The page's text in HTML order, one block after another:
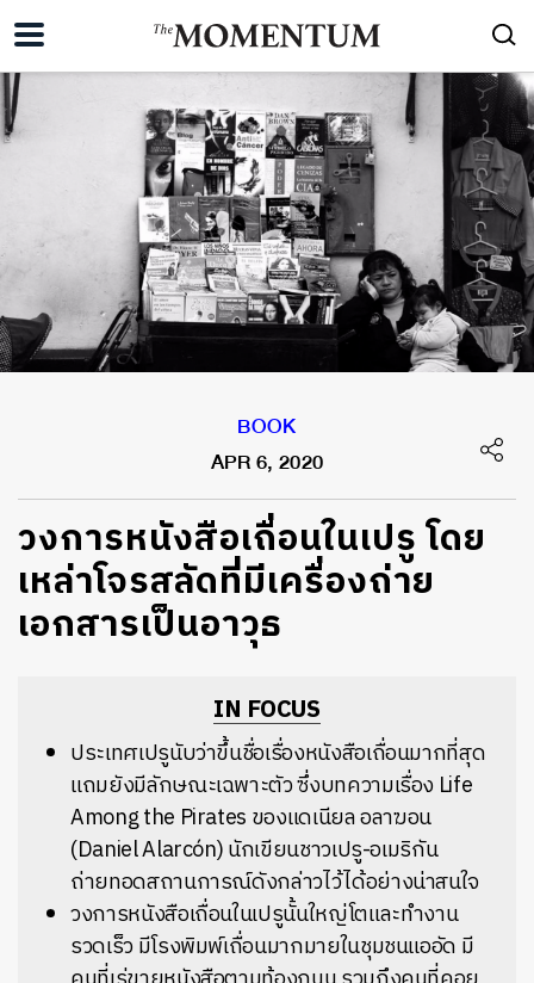
BOOK
APR 6, 2020
วงการหนังสือเถื่อนในเปรู โดย
เหล่าโจรสลัดที่มีเครื่องถ่าย
เอกสารเป็นอาวุธ
IN FOCUS
ประเทศเปรูนับว่าขึ้นชื่อเรื่องหนังสือเถื่อนมากที่สุด
แถมยังมีลักษณะเฉพาะตัว ซึ่งบทความเรื่อง Life
Among the Pirates ของแดเนียล อลาฆอน
(Daniel Alarcón) นักเขียนชาวเปรู-อเมริกัน
ถ่ายทอดสถานการณ์ดังกล่าวไว้ได้อย่างน่าสนใจ
วงการหนังสือเถื่อนในเปรูนั้นใหญ่โตและทำงาน
รวดเร็ว มีโรงพิมพ์เถื่อนมากมายในชุมชนแออัด มี